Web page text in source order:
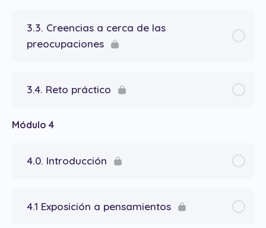
3.3. Creencias a cerca de las
preocupaciones
3.4. Reto práctico
Módulo 4
4.0. Introducción
4.1 Exposición a pensamientos